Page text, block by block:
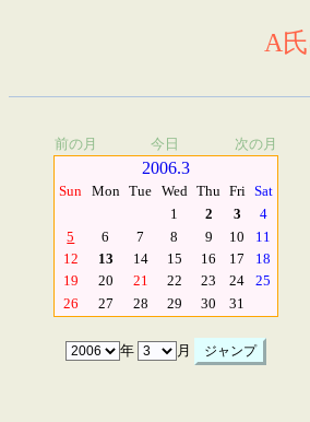
A
前の月 今日 次の月
2006.3
Sun Mon Tue Wed Thu Fri Sat
1
2 3
4
5
6 7 8 9 10
11
12
13 14 15 16 17
18
19
20 21 22 23 24
25
26
27 28 29 30 31
年 月